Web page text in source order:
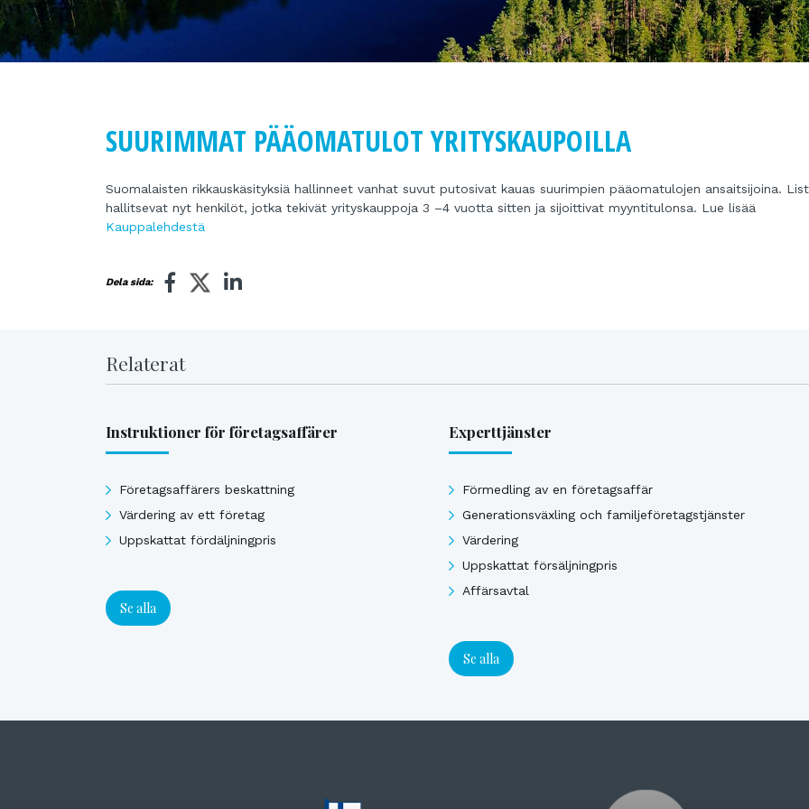
SUURIMMAT PÄÄOMATULOT YRITYSKAUPOILLA
Suomalaisten rikkauskäsityksiä hallinneet vanhat suvut putosivat kauas suurimpien pääomatulojen ansaitsijoina.
hallitsevat nyt henkilöt, jotka tekivät yrityskauppoja 3 –4 vuotta sitten ja sijoittivat myyntitulonsa. Lue lisää
Kauppalehdestä
Dela sida:
Relaterat
Instruktioner för företagsaffärer
Företagsaffärers beskattning
Värdering av ett företag
Uppskattat fördäljningpris
Se alla
Experttjänster
Förmedling av en företagsaffär
Generationsväxling och familjeföretagstjänster
Värdering
Uppskattat försäljningpris
Affärsavtal
Se alla